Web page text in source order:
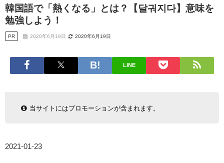
韓国語で「熱くなる」とは？【달궈지다】意味を
勉強しよう！
PR 2020年6月19日 2020年6月19日
LINE
当サイトにはプロモーションが含まれます。
2021-01-23